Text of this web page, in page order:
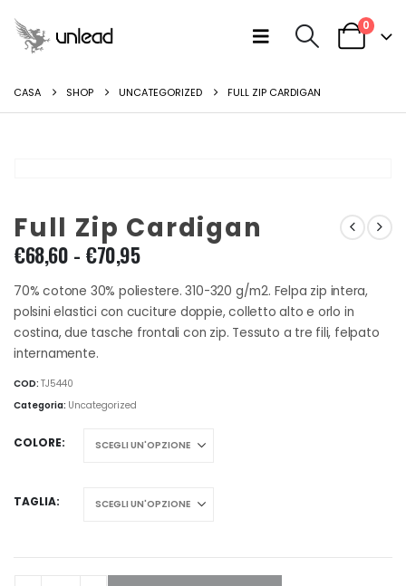
0
CASA SHOP UNCATEGORIZED FULL ZIP CARDIGAN
Full Zip Cardigan
€68,60 - €70,95Fascia
prezzo:
da
€68,60
70% cotone 30% poliestere. 310-320 g/m2. Felpa zip intera,
polsini elastici con cuciture doppie, colletto alto e orlo in
costina, due tasche frontali con zip. Tessuto a tre fili, felpato
internamente.
COD: TJ5440
Categoria: Uncategorized
COLORE
TAGLIA